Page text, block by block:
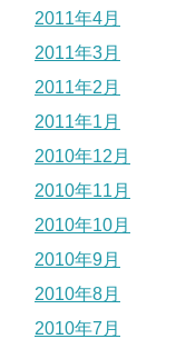
2011年4月
2011年3月
2011年2月
2011年1月
2010年12月
2010年11月
2010年10月
2010年9月
2010年8月
2010年7月